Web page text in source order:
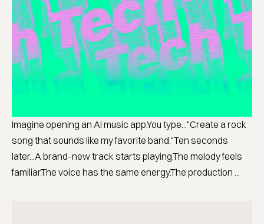
Imagine opening an AI music app.You type..."Create a rock
song that sounds like my favorite band."Ten seconds
later...A brand-new track starts playing.The melody feels
familiar.The voice has the same energy.The production ...